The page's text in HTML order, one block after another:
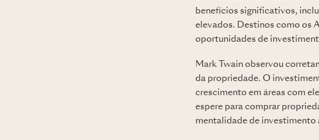
benefícios significativos,
elevados. Destinos como os
oportunidades de
Mark Twain observou
da propriedade. O
crescimento em áreas com
espere para comprar
mentalidade de investimento